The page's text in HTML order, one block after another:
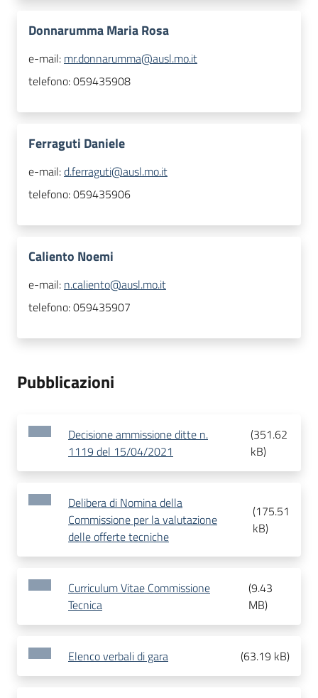
Donnarumma Maria Rosa
e-mail: mr.donnarumma@ausl.mo.it
telefono:059435908
Ferraguti Daniele
e-mail:d.ferraguti@ausl.mo.it
telefono:059435906
Caliento Noemi
e-mail: n.caliento@ausl.mo.it
telefono:059435907
Pubblicazioni
Decisione ammissione ditte n.
1119 del 15/04/2021
(351.62
kB)
Delibera di Nomina della
Commissione per la valutazione
delle offerte tecniche
(175.51
kB)
Curriculum Vitae Commissione
Tecnica
(9.43
MB)
Elenco verbali di gara (63.19 kB)